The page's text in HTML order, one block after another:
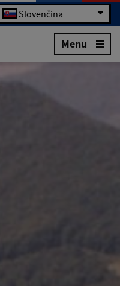
Slovenčina
Menu